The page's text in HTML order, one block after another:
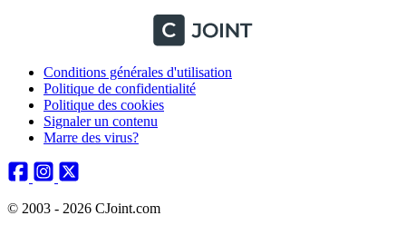
Conditions générales d'utilisation
Politique de confidentialité
Politique des cookies
Signaler un contenu
Marre des virus?
© 2003 - 2026 CJoint.com